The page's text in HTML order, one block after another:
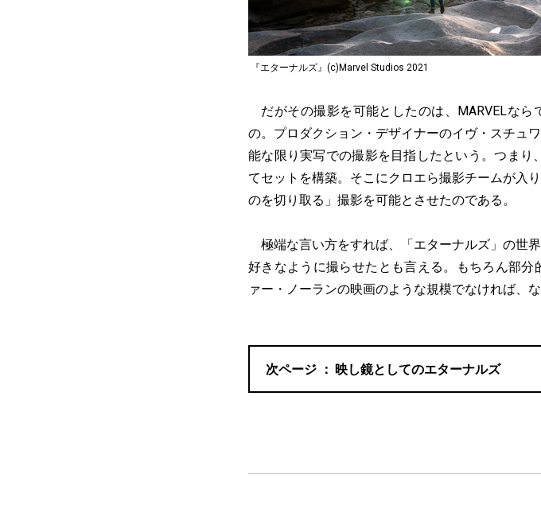
『エターナルズ』(c)Marvel Studios 2021
だがその撮影を可能としたのは、MARVELなら
の。プロダクション・デザイナーのイヴ・スチュ
能な限り実写での撮影を目指したという。つまり
てセットを構築。そこにクロエら撮影チームが入
のを切り取る」撮影を可能とさせたのである。
極端な言い方をすれば、「エターナルズ」の世
好きなように撮らせたとも言える。もちろん部分
ァー・ノーランの映画のような規模でなければ、
映し鏡としてのエターナルズ